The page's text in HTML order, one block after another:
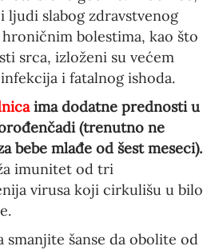
ljudi slabog zdravstvenog
hroničnim bolestima, kao što
srca, izloženi su većem
i fatalnog ishoda.
ima dodatne prednosti u
(trenutno ne
bebe mlađe od šest meseci).
imunitet od tri
virusa koji cirkulišu u bilo
smanjite šanse da obolite od